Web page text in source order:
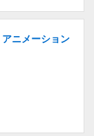
ニメーション